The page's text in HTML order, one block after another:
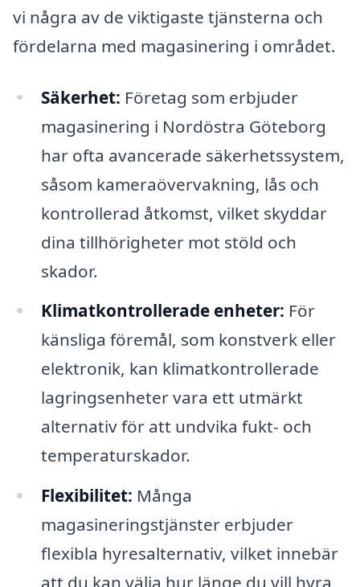
vi några av de viktigaste tjänsterna och
fördelarna med magasinering i området.
Säkerhet: Företag som erbjuder
magasinering i Nordöstra Göteborg
har ofta avancerade säkerhetssystem,
såsom kameraövervakning, lås och
kontrollerad åtkomst, vilket skyddar
dina tillhörigheter mot stöld och
skador.
Klimatkontrollerade enheter: För
känsliga föremål, som konstverk eller
elektronik, kan klimatkontrollerade
lagringsenheter vara ett utmärkt
alternativ för att undvika fukt- och
temperaturskador.
Flexibilitet: Många
magasineringstjänster erbjuder
flexibla hyresalternativ, vilket innebär
att du kan välja hur länge du vill hyra